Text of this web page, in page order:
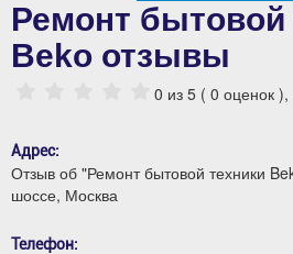
Ремонт бытовой
Beko отзывы
0 из 5 ( 0 оценок
Адрес:
Отзыв об "Ремонт бытовой техники
шоссе, Москва
Телефон: